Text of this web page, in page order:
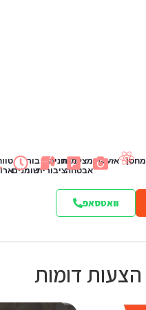
מחסן אזעקה מצלמות
אבטחה
חניה
ציבורית
בור
שומנים
וואטסאפ
הצעות דומות